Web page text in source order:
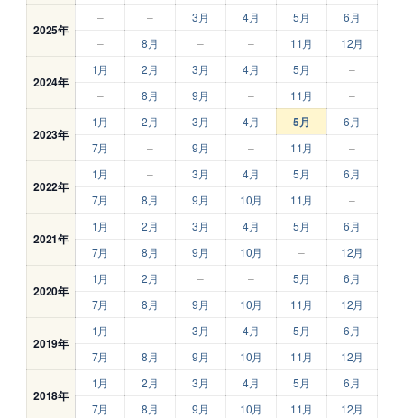
2025年
– – 3月 4月 5月
6月
–
8月 – – 11月 12月
2024年
1月 2月 3月 4月 5月
–
–
8月 9月 – 11月 –
2023年
1月 2月 3月 4月 5月
6月
7月
– 9月 – 11月 –
2022年
1月 – 3月 4月 5月
6月
7月
8月 9月 10月 11月 –
2021年
1月 2月 3月 4月 5月
6月
7月
8月 9月 10月 – 12月
2020年
1月 2月 – – 5月
6月
7月
8月 9月 10月 11月 12月
2019年
1月 – 3月 4月 5月
6月
7月
8月 9月 10月 11月 12月
2018年
1月 2月 3月 4月 5月
6月
7月
8月 9月 10月 11月 12月